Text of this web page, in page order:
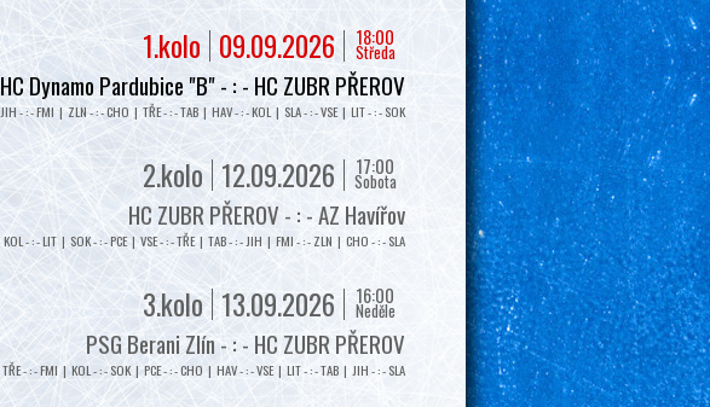
18:00
Středa
09.09.2026
1.kolo
HC Dynamo Pardubice "B" - : - HC ZUBR PŘEROV
JIH - : - FMI | ZLN - : - CHO | TŘE - : - TAB | HAV - : - KOL | SLA - : - VSE | LIT - : - SOK
17:00
Sobota
12.09.2026
2.kolo
HC ZUBR PŘEROV - : - AZ Havířov
KOL - : - LIT | SOK - : - PCE | VSE - : - TŘE | TAB - : - JIH | FMI - : - ZLN | CHO - : - SLA
16:00
Neděle
13.09.2026
3.kolo
PSG Berani Zlín - : - HC ZUBR PŘEROV
TŘE - : - FMI | KOL - : - SOK | PCE - : - CHO | HAV - : - VSE | LIT - : - TAB | JIH - : - SLA